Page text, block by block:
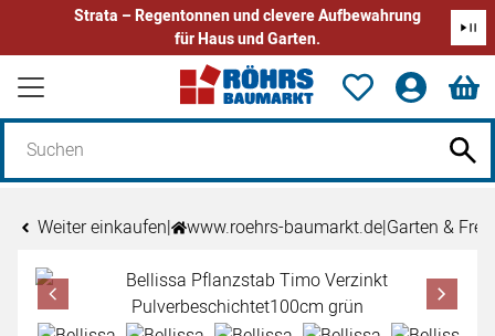
Strata – Regentonnen und clevere Aufbewahrung
für Haus und Garten.
Zum Hauptinhalt springen
Weiter einkaufen| www.roehrs-baumarkt.de|Garten &
Produktgalerie
Zur Kaufbox springen